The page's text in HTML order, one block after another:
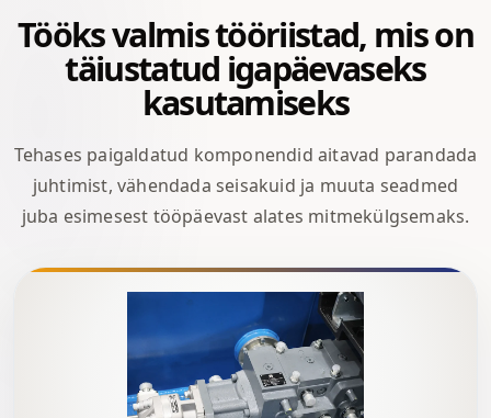
Tööks valmis tööriistad, mis on
täiustatud igapäevaseks
kasutamiseks
Tehases paigaldatud komponendid aitavad parandada
juhtimist, vähendada seisakuid ja muuta seadmed
juba esimesest tööpäevast alates mitmekülgsemaks.